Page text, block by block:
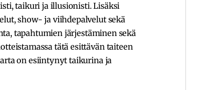
taikuri ja illusionisti. Lisäksi
show- ja viihdepalvelut sekä
tapahtumien järjestäminen sekä
tätä esittävän taiteen
on esiintynyt taikurina ja